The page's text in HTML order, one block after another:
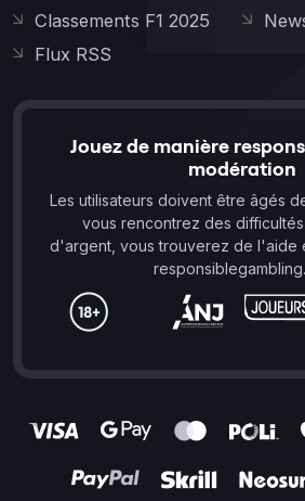
Classements F1 2025
Flux RSS
Jouez de manière
modération
Les utilisateurs doivent être âgés
vous rencontrez des
d'argent, vous trouverez de l'aide